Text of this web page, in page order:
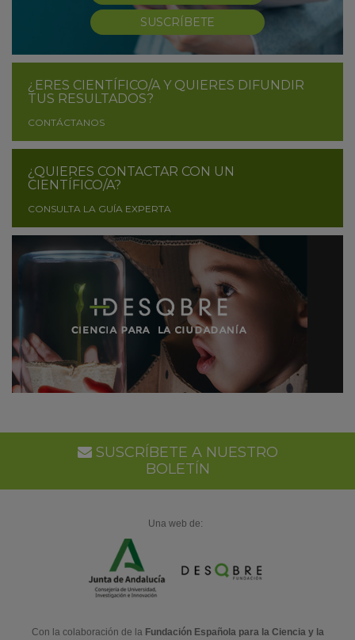
SUSCRÍBETE
¿ERES CIENTÍFICO/A Y QUIERES DIFUNDIR
TUS RESULTADOS?
CONTÁCTANOS
¿QUIERES CONTACTAR CON UN
CIENTÍFICO/A?
CONSULTA LA GUÍA EXPERTA
SUSCRÍBETE A NUESTRO
BOLETÍN
Una web de:
Con la colaboración de la Fundación Española para la Ciencia y la